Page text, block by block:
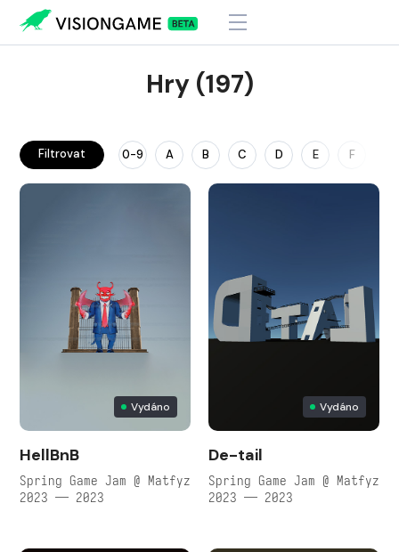
Hry (197)
Filtrovat 0-9 A B C D E F
Vydáno
HellBnB
Spring Game Jam @ Matfyz
2023 — 2023
Vydáno
De-tail
Spring Game Jam @ Matfyz
2023 — 2023